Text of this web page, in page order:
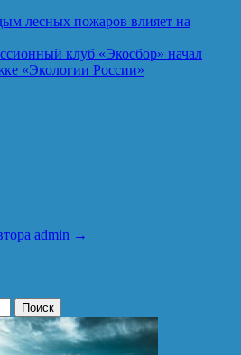
лесных пожаров влияет на
клуб «Экосбор» начал
«Экологии России»
admin →